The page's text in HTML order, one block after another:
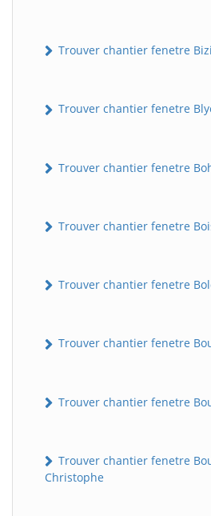
Trouver chantier fenetre
Trouver chantier fenetre
Trouver chantier fenetre
Trouver chantier fenetre
Trouver chantier fenetre
Trouver chantier fenetre
Trouver chantier fenetre
Trouver chantier fenetre
Christophe